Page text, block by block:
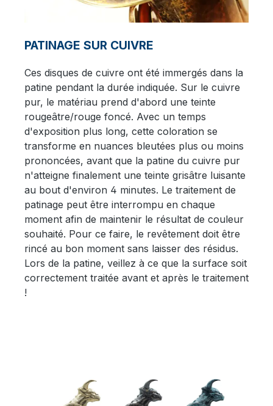
PATINAGE SUR CUIVRE
Ces disques de cuivre ont été immergés dans la
patine pendant la durée indiquée. Sur le cuivre
pur, le matériau prend d'abord une teinte
rougeâtre/rouge foncé. Avec un temps
d'exposition plus long, cette coloration se
transforme en nuances bleutées plus ou moins
prononcées, avant que la patine du cuivre pur
n'atteigne finalement une teinte grisâtre luisante
au bout d'environ 4 minutes. Le traitement de
patinage peut être interrompu en chaque
moment afin de maintenir le résultat de couleur
souhaité. Pour ce faire, le revêtement doit être
rincé au bon moment sans laisser des résidus.
Lors de la patine, veillez à ce que la surface soit
correctement traitée avant et après le traitement
!